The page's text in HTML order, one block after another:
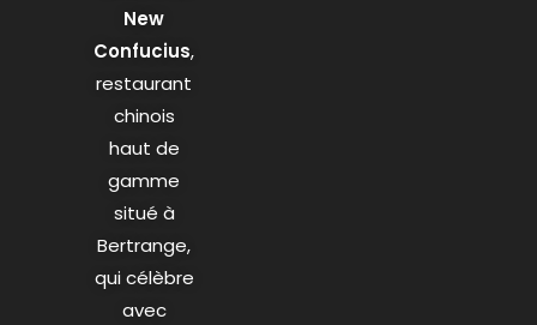
New
Confucius,
restaurant
chinois
haut de
gamme
situé à
Bertrange,
qui célèbre
avec